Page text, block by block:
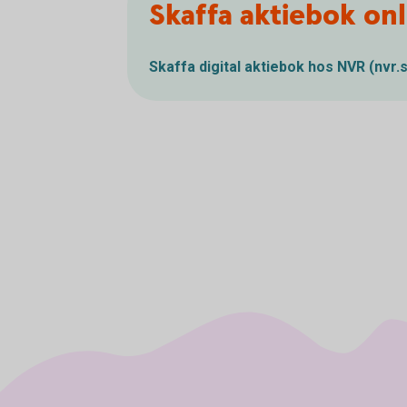
Skaffa aktiebok
Skaffa digital aktiebok hos NVR